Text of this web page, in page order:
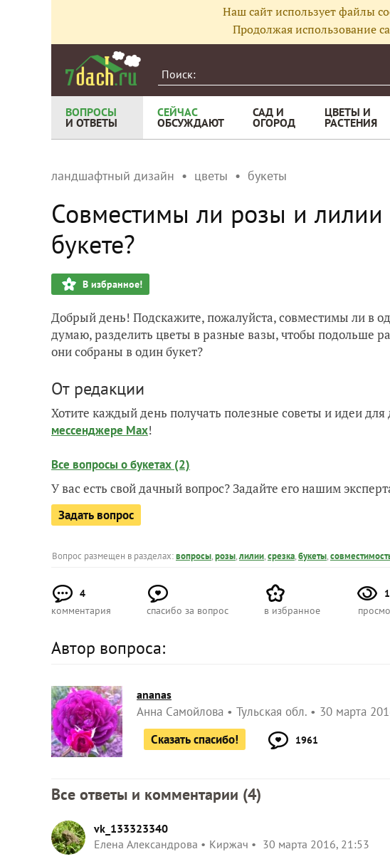
Наш сайт использует файлы
Продолжая использование
ВОПРОСЫ
И ОТВЕТЫ
СЕЙЧАС
ОБСУЖДАЮТ
САД И
ОГОРОД
ЦВЕТЫ И
РАСТЕНИЯ
ландшафтный дизайн цветы букеты
Совместимы ли розы и лилии
букете?
В избранное!
Добрый день! Подскажите, пожалуйста, совместимы ли в
думаю, разделить цветы в разные вазы, чтобы подольше
они собраны в один букет?
От редакции
Хотите каждый день получать полезные советы и идеи для
мессенджере Max!
Все вопросы о букетах (2)
У вас есть свой дачный вопрос? Задайте его нашим
Задать вопрос
Вопрос размещен в разделах:вопросы,розы,лилии,срезка,букеты,
4
комментария
спасибо за вопрос в избранное
Автор вопроса:
ananas
Анна Самойлова Тульская обл.
30 марта
Сказать спасибо!
1961
Все ответы и комментарии (4)
vk_133323340
Елена Александрова
Киржач 30 марта 2016, 21:53